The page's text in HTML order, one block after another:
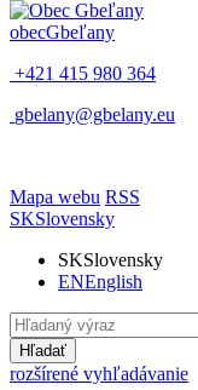
obecGbeľany
+421 415 980 364
gbelany@gbelany.eu
Mapa webu RSS
SKSlovensky
SKSlovensky
ENEnglish
Hľadať
rozšírené vyhľadávanie